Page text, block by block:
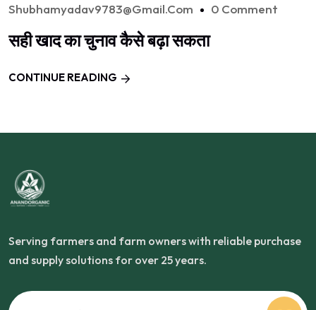
Shubhamyadav9783@gmail.com 0 Comment
सही खाद का चुनाव कैसे बढ़ा सकता
CONTINUE READING
Serving farmers and farm owners with reliable purchase
and supply solutions for over 25 years.